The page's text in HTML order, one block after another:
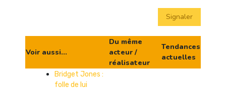
Signaler
Voir aussi...
Du même
acteur /
réalisateur
Tendances
actuelles
Bridget Jones :
folle de lui